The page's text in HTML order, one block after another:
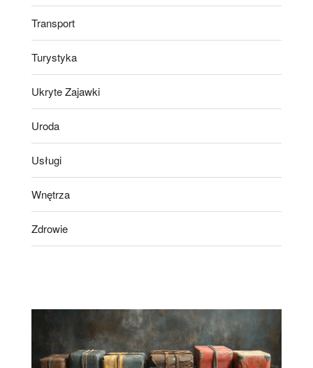
Transport
Turystyka
Ukryte Zajawki
Uroda
Usługi
Wnętrza
Zdrowie